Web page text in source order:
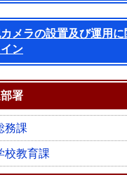
ステム
カメラの設置及び運用に
イン
署
務課
校教育課